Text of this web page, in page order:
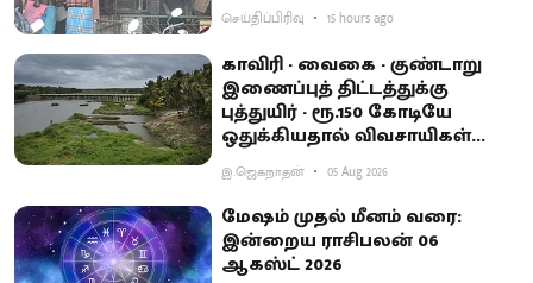
செய்திப்பிரிவு 15 hours ago
காவிரி - வைகை - குண்டாறு
இணைப்புத் திட்டத்துக்கு
புத்துயிர் - ரூ.150 கோடியே
ஒதுக்கியதால் விவசாயிகள்
ஏமாற்றம்
இ.ஜெகநாதன் 05 Aug 2026
மேஷம் முதல் மீனம் வரை:
இன்றைய ராசிபலன் 06
ஆகஸ்ட் 2026